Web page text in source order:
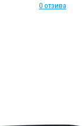
0 отзива